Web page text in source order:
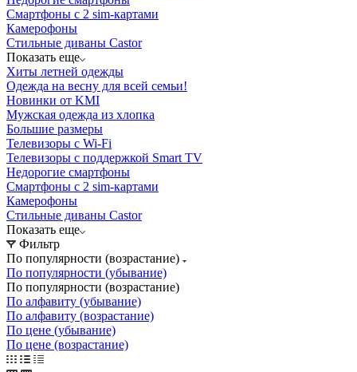
Смартфоны с 2 sim-картами
Камерофоны
Стильные диваны Castor
Показать еще
Хиты летней одежды
Одежда на весну для всей семьи!
Новинки от KMI
Мужская одежда из хлопка
Большие размеры
Телевизоры с Wi-Fi
Телевизоры с поддержкой Smart TV
Недорогие смартфоны
Смартфоны с 2 sim-картами
Камерофоны
Стильные диваны Castor
Показать еще
Фильтр
По популярности (возрастание)
По популярности (убывание)
По популярности (возрастание)
По алфавиту (убывание)
По алфавиту (возрастание)
По цене (убывание)
По цене (возрастание)